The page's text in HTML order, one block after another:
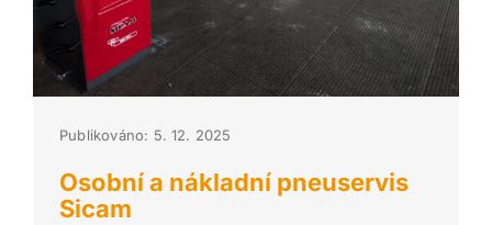
Publikováno: 5. 12. 2025
Osobní a nákladní pneuservis
Sicam